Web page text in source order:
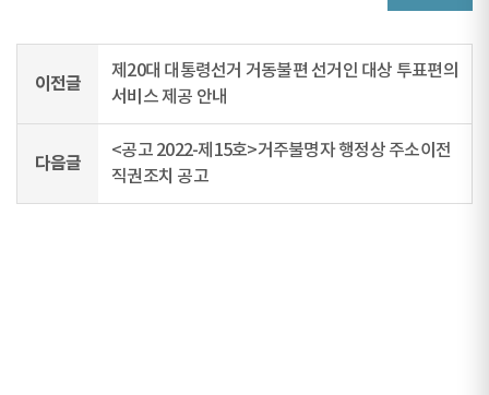
이전글
제20대 대통령선거 거동불편 선거인 대상 투표편의
서비스 제공 안내
다음글
<공고 2022-제15호>거주불명자 행정상 주소이전
직권조치 공고